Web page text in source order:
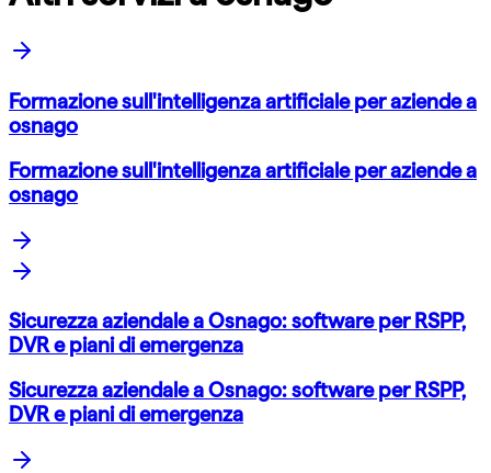
Formazione sull'intelligenza artificiale per aziende a
osnago
Formazione sull'intelligenza artificiale per aziende a
osnago
Sicurezza aziendale a Osnago: software per RSPP,
DVR e piani di emergenza
Sicurezza aziendale a Osnago: software per RSPP,
DVR e piani di emergenza